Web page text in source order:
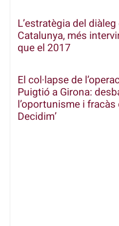
L’estratègia del
Catalunya, més
que el 2017
El col·lapse de
Puigtió a Girona:
l’oportunisme i fracàs
Decidim’